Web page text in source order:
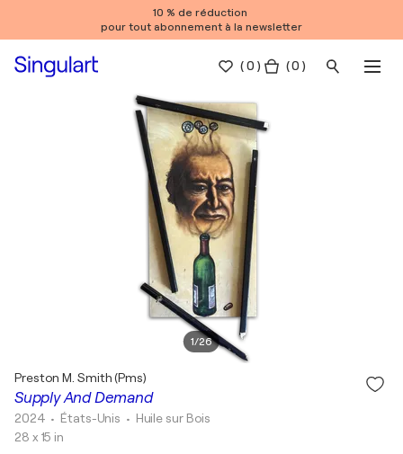
10 % de réduction
pour tout abonnement à la newsletter
(0 ) ( 0 )
1/26
Supply And Demand
Preston M. Smith (Pms)
2024 • États-Unis • Huile sur Bois
28 x 15 in